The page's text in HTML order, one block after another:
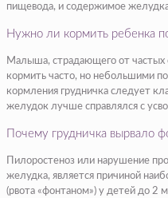
пищевода, и содержимое
Нужно ли кормить ребенка
Малыша, страдающего от частых
кормить часто, но небольшими
кормления грудничка следует
желудок лучше справлялся с
Почему грудничка вырвало
Пилоростеноз или нарушение
желудка, является причиной
(рвота «фонтаном») у детей до 2